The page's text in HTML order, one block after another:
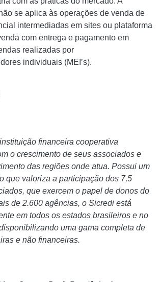
se aplica às operações de venda de
intermediadas em sites ou plataforma
com entrega e pagamento em
realizadas por
individuais (MEI’s).
financeira cooperativa
o crescimento de seus associados e
das regiões onde atua. Possui um
que valoriza a participação dos 7,5
que exercem o papel de donos do
de 2.600 agências, o Sicredi está
em todos os estados brasileiros e no
uma gama completa de
e não financeiras.